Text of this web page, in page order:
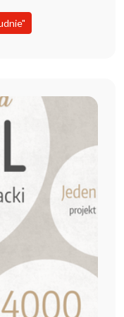
dla Szkół